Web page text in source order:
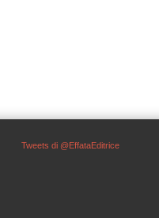
Tweets di @EffataEditrice